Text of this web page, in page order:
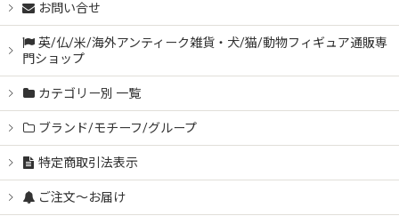
お問い合せ
英/仏/米/海外アンティーク雑貨・犬/猫/動物フィギュア通販専
門ショップ
カテゴリー別 一覧
ブランド/モチーフ/グループ
特定商取引法表示
ご注文～お届け